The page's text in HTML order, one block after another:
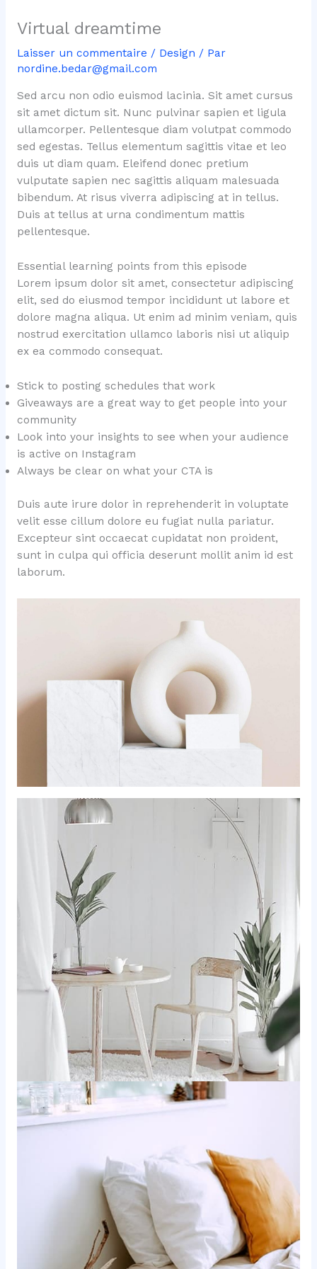
Virtual dreamtime
Laisser un commentaire / Design / Par
nordine.bedar@gmail.com
Sed arcu non odio euismod lacinia. Sit amet cursus
sit amet dictum sit. Nunc pulvinar sapien et ligula
ullamcorper. Pellentesque diam volutpat commodo
sed egestas. Tellus elementum sagittis vitae et leo
duis ut diam quam. Eleifend donec pretium
vulputate sapien nec sagittis aliquam malesuada
bibendum. At risus viverra adipiscing at in tellus.
Duis at tellus at urna condimentum mattis
pellentesque.
Essential learning points from this episode
Lorem ipsum dolor sit amet, consectetur adipiscing
elit, sed do eiusmod tempor incididunt ut labore et
dolore magna aliqua. Ut enim ad minim veniam, quis
nostrud exercitation ullamco laboris nisi ut aliquip
ex ea commodo consequat.
Stick to posting schedules that work
Giveaways are a great way to get people into your
community
Look into your insights to see when your audience
is active on Instagram
Always be clear on what your CTA is
Duis aute irure dolor in reprehenderit in voluptate
velit esse cillum dolore eu fugiat nulla pariatur.
Excepteur sint occaecat cupidatat non proident,
sunt in culpa qui officia deserunt mollit anim id est
laborum.